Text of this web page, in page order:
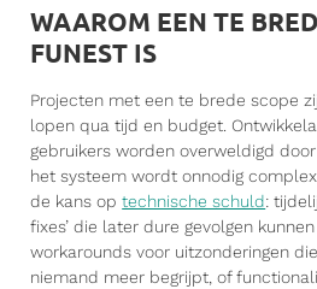
WAAROM EEN TE
FUNEST IS
Projecten met een te brede scope
lopen qua tijd en budget.
gebruikers worden overweldigd
het systeem wordt onnodig
de kans optechnische schuld:
fixes’ die later dure gevolgen
workarounds voor uitzonderingen
niemand meer begrijpt, of